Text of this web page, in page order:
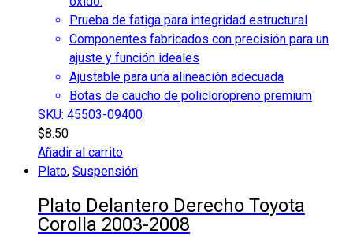
Prueba de fatiga para integridad estructural
Componentes fabricados con precisión para un
ajuste y función ideales
Ajustable para una alineación adecuada
Botas de caucho de policloropreno premium
SKU: 45503-09400
$8.50
Añadir al carrito
Plato, Suspensión
Plato Delantero Derecho Toyota
Corolla 2003-2008